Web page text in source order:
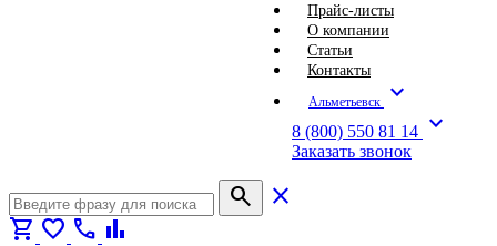
Прайс-листы
О компании
Статьи
Контакты
Альметьевск expand_more
8 (800) 550 81 14 expand_more
Заказать звонок
search
close
shopping_cart favorite call bar_chart